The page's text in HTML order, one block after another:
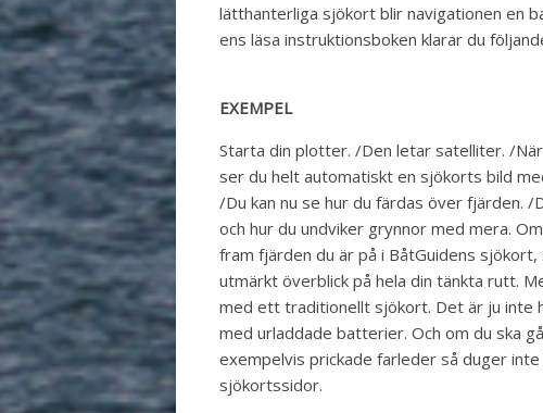
lätthanterliga sjökort blir navigationen en
ens läsa instruktionsboken klarar du
EXEMPEL
Starta din plotter. /Den letar satelliter. /
ser du helt automatiskt en sjökorts bild
/Du kan nu se hur du färdas över fjärden. /
och hur du undviker grynnor med mera.
fram fjärden du är på i BåtGuidens sjökort,
utmärkt överblick på hela din tänkta rutt.
med ett traditionellt sjökort. Det är ju inte
med urladdade batterier. Och om du ska
exempelvis prickade farleder så duger inte
sjökortssidor.